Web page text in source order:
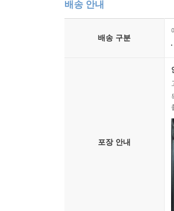
배송 안내
배송 구분
포장 안내